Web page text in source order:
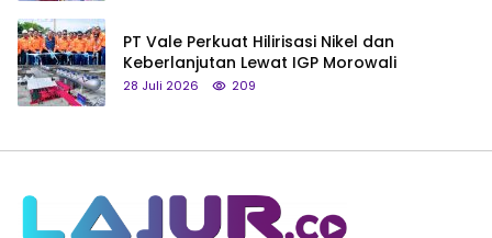
PT Vale Perkuat Hilirisasi Nikel dan
Keberlanjutan Lewat IGP Morowali
28 Juli 2026 209